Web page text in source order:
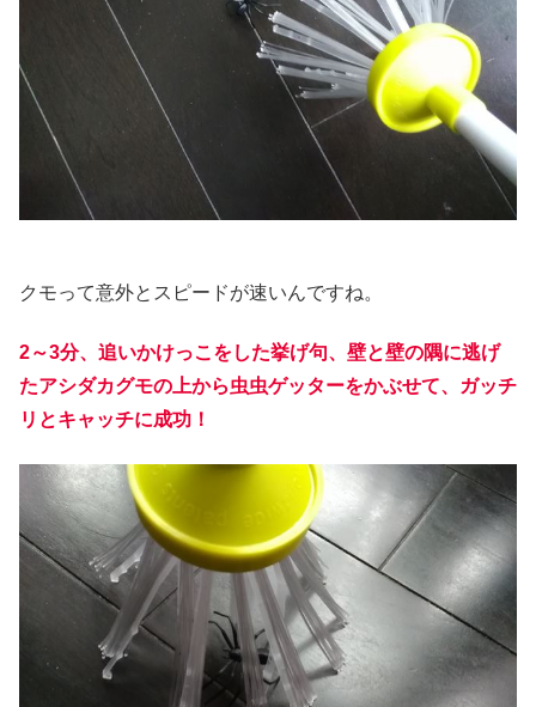
クモって意外とスピードが速いんですね。
2～3分、追いかけっこをした挙げ句、壁と壁の隅に逃げ
たアシダカグモの上から虫虫ゲッターをかぶせて、ガッチ
リとキャッチに成功！